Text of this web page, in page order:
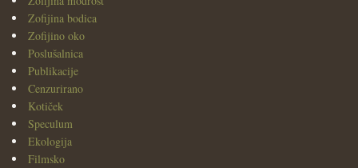
Zofijina bodica
Zofijino oko
Poslušalnica
Publikacije
Cenzurirano
Kotiček
Speculum
Ekologija
Filmsko